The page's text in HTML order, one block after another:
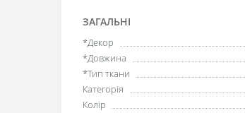
ЗАГАЛЬНІ
*Декор
*Довжина
*Тип ткани
Категорія
Колір